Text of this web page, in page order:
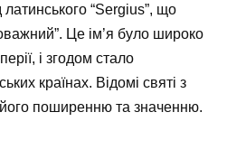
латинського “Sergius”, що
Це ім’я було широко
і згодом стало
країнах. Відомі святі з
поширенню та значенню.